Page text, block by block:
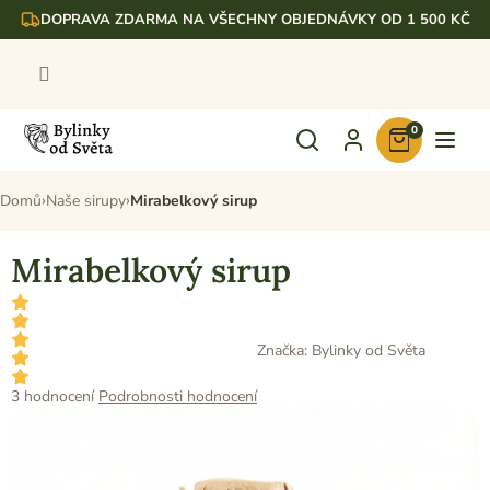
Přejít DOPRAVA ZDARMA NA VŠECHNY OBJEDNÁVKY OD 1 500 KČ
Nákupní
košík
0
Domů Naše sirupy Mirabelkový sirup
Mirabelkový sirup
Průměrné
3 hodnocení Podrobnosti hodnocení
Značka: Bylinky od Světa